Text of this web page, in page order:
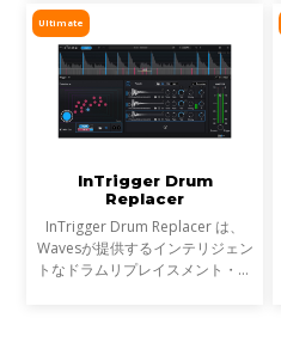
ウンドは世界を席巻しました。し
かし今、音楽は単なる音圧では
Ultimate
InTrigger Drum
Replacer
InTrigger Drum Replacer は、
Wavesが提供するインテリジェン
トなドラムリプレイスメント・プ